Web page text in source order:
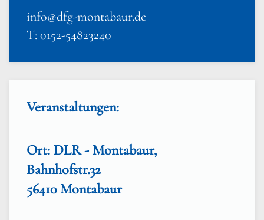
info@dfg-montabaur.de
T: 0152-54823240
Veranstaltungen:
Ort: DLR - Montabaur,
Bahnhofstr.32
56410 Montabaur